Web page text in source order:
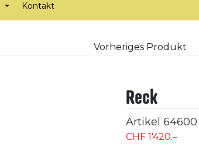
Kontakt
Vorheriges Produkt
Reck
Artikel 64600
CHF 1'420.–